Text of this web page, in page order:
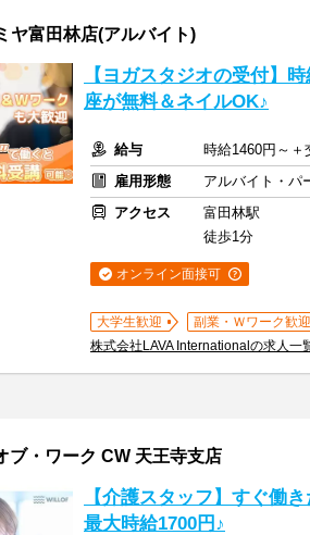
ヤ富田林店(アルバイト)
【ヨガスタジオの受付】
座が無料＆ネイルOK♪
給与
時給1460円～＋
雇用形態
アルバイト・パ
アクセス
富田林駅
徒歩1分
オンライン面接可
大学生歓迎 副業・Ｗワーク歓迎
株式会社LAVA Internationalの求人一
ブ・ワーク CW 天王寺支店
【介護スタッフ】すぐ働
最大時給1700円♪